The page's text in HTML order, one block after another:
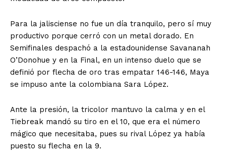
Para la jalisciense no fue un día tranquilo, pero sí muy
productivo porque cerró con un metal dorado. En
Semifinales despachó a la estadounidense Savananah
O’Donohue y en la Final, en un intenso duelo que se
definió por flecha de oro tras empatar 146-146, Maya
se impuso ante la colombiana Sara López.
Ante la presión, la tricolor mantuvo la calma y en el
Tiebreak mandó su tiro en el 10, que era el número
mágico que necesitaba, pues su rival López ya había
puesto su flecha en la 9.